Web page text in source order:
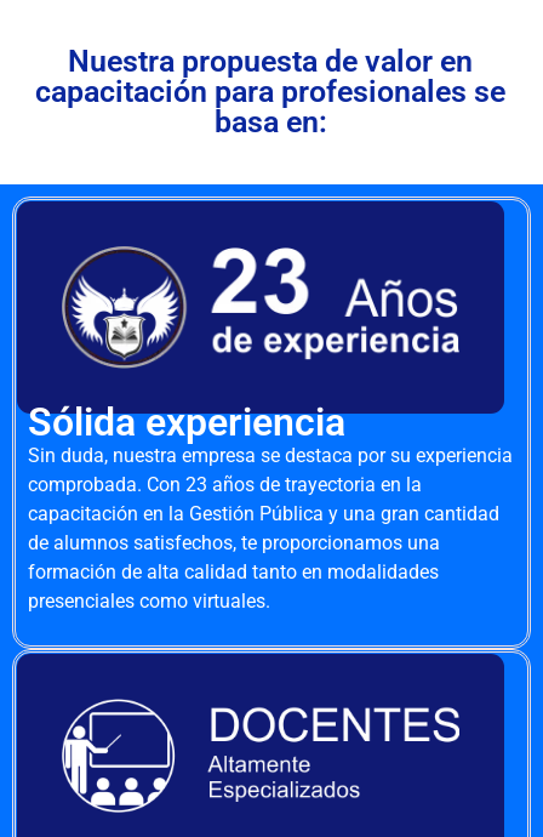
Nuestra propuesta de valor en
capacitación para profesionales se
basa en:
Sólida experiencia
Sin duda, nuestra empresa se destaca por su experiencia
comprobada. Con 23 años de trayectoria en la
capacitación en la Gestión Pública y una gran cantidad
de alumnos satisfechos, te proporcionamos una
formación de alta calidad tanto en modalidades
presenciales como virtuales.